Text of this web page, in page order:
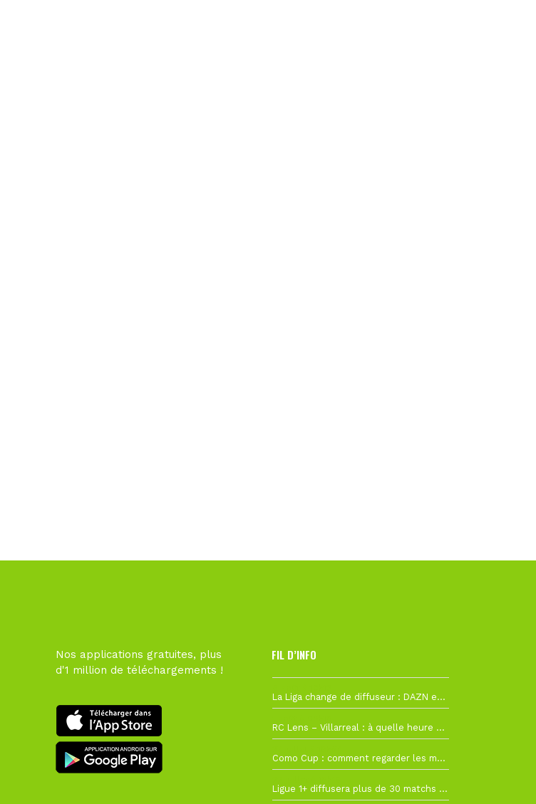
Nos applications gratuites, plus
d'1 million de téléchargements !
FIL D’INFO
La Liga change de diffuseur : DAZN et Disney+ remplacent beIN Sports !
RC Lens – Villarreal : à quelle heure et sur quelle chaîne voir la finale de la Como Cup ?
Como Cup : comment regarder les matchs du RC Lens en direct ?
Ligue 1+ diffusera plus de 30 matchs amicaux avant la reprise de la Ligue 1